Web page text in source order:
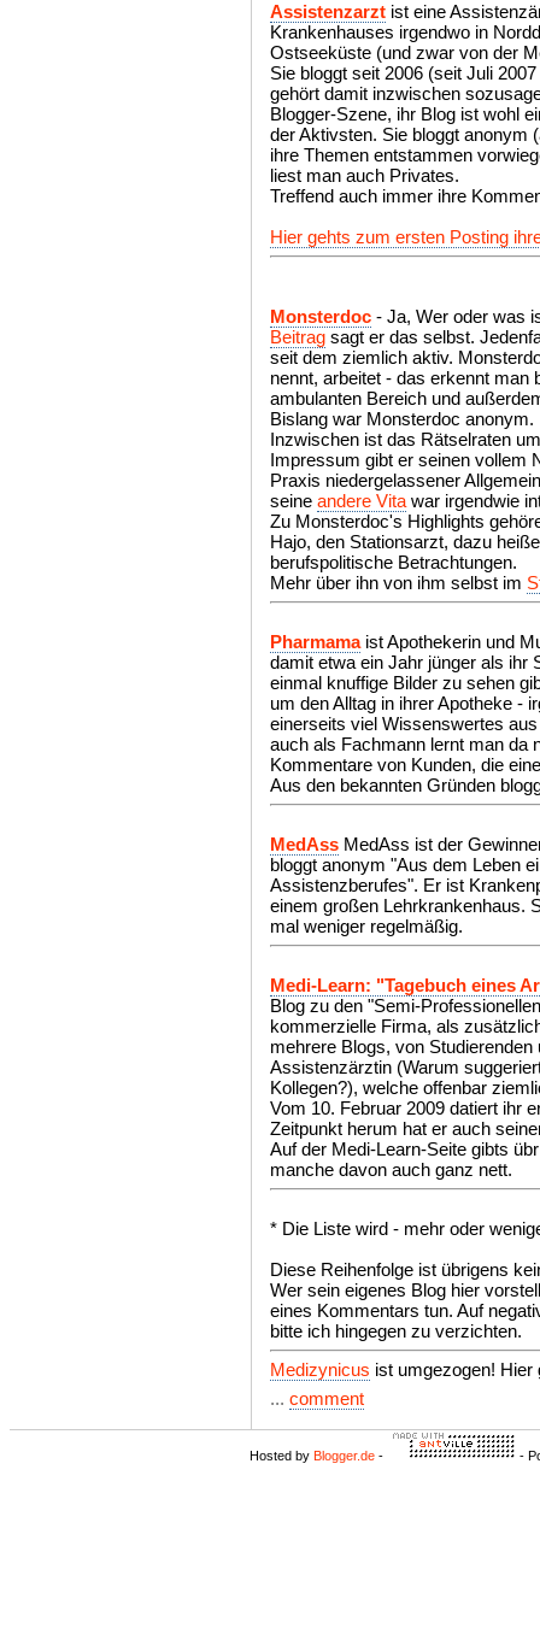
Assistenzarzt ist eine
Krankenhauses irgendwo in
Ostseeküste (und zwar von der
Sie bloggt seit 2006 (seit Juli
gehört damit inzwischen
Blogger-Szene, ihr Blog ist wohl
der Aktivsten. Sie bloggt anonym
ihre Themen entstammen
liest man auch Privates.
Treffend auch immer ihre
Hier gehts zum ersten Posting
Monsterdoc - Ja, Wer oder was
Beitrag sagt er das selbst.
seit dem ziemlich aktiv.
nennt, arbeitet - das erkennt man
ambulanten Bereich und
Bislang war Monsterdoc anonym.
Inzwischen ist das Rätselraten
Impressum gibt er seinen vollem
Praxis niedergelassener
seine andere Vita war irgendwie
Zu Monsterdoc's Highlights
Hajo, den Stationsarzt, dazu
berufspolitische Betrachtungen.
Mehr über ihn von ihm selbst im
Pharmamaist Apothekerin und
damit etwa ein Jahr jünger als ihr
einmal knuffige Bilder zu sehen
um den Alltag in ihrer Apotheke -
einerseits viel Wissenswertes
auch als Fachmann lernt man da
Kommentare von Kunden, die
Aus den bekannten Gründen
MedAss MedAss ist der
bloggt anonym "Aus dem Leben
Assistenzberufes". Er ist
einem großen Lehrkrankenhaus.
mal weniger regelmäßig.
Medi-Learn: "Tagebuch eines
Blog zu den "Semi-
kommerzielle Firma, als
mehrere Blogs, von
Assistenzärztin (Warum
Kollegen?), welche offenbar
Vom 10. Februar 2009 datiert ihr
Zeitpunkt herum hat er auch
Auf der Medi-Learn-Seite gibts
manche davon auch ganz nett.
* Die Liste wird - mehr oder
Diese Reihenfolge ist übrigens
Wer sein eigenes Blog hier
eines Kommentars tun. Auf
bitte ich hingegen zu verzichten.
Medizynicus ist umgezogen!
... comment
Hosted by Blogger.de- -